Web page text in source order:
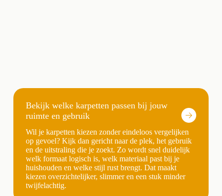
Bekijk welke karpetten passen bij jouw
ruimte en gebruik
Wil je karpetten kiezen zonder eindeloos vergelijken
op gevoel? Kijk dan gericht naar de plek, het gebruik
en de uitstraling die je zoekt. Zo wordt snel duidelijk
welk formaat logisch is, welk materiaal past bij je
huishouden en welke stijl rust brengt. Dat maakt
kiezen overzichtelijker, slimmer en een stuk minder
twijfelachtig.